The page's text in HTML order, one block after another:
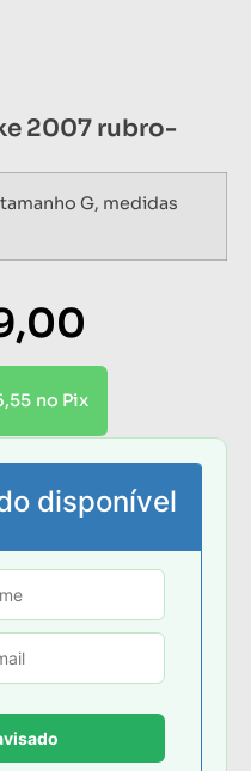
2007 rubro-
G, medidas
no Pix
disponível